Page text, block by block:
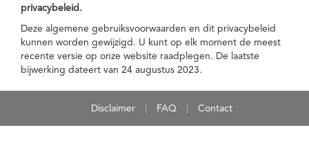
privacybeleid.
Deze algemene gebruiksvoorwaarden en dit privacybeleid
kunnen worden gewijzigd. U kunt op elk moment de meest
recente versie op onze website raadplegen. De laatste
bijwerking dateert van 24 augustus 2023.
Disclaimer FAQ Contact